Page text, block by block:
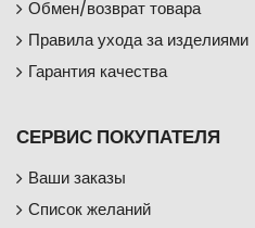
Обмен/возврат товара
Правила ухода за изделиями
Гарантия качества
СЕРВИС ПОКУПАТЕЛЯ
Ваши заказы
Список желаний